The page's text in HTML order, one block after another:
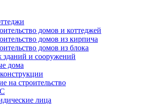
домов и коттеджей
домов из кирпича
домов из блока
зданий и сооружений
дома
на строительство
лица